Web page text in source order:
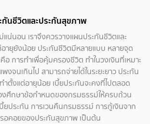
กันชีวิตและประกันสุขภาพ
แน่นอน เราจึงควรวางแผนประกันชีวิตและ
ายุยังน้อย ประกันชีวิตมีหลายแบบ หลายจุด
การทำเพื่อคุ้มครองชีวิต ทำในวงเงินที่เหมาะ
งจนเกินไป สามารถจ่ายได้ในระยะยาว ประกัน
ำตั้งแต่อายุน้อย เบี้ยประกันจะคงที่ไปตลอด
ศึกษาข้อกำหนดของกรมธรรม์ให้ครบถ้วน
ยประกัน การเวนคืนกรมธรรม์ การกู้เงินจาก
รอคอยของประกันสุขภาพ เป็นต้น